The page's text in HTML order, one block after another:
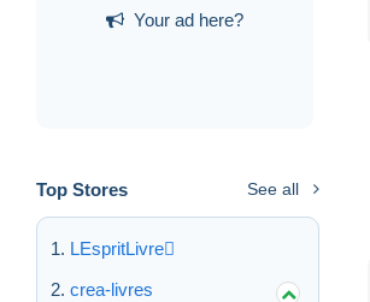
Your ad here?
Top Stores See all
LEspritLivre
crea-livres